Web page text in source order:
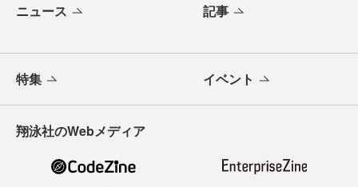
ニュース 記事
特集 イベント
翔泳社のWebメディア